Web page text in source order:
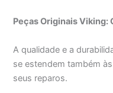
Peças Originais Viking:
A qualidade e a
se estendem também
seus reparos.